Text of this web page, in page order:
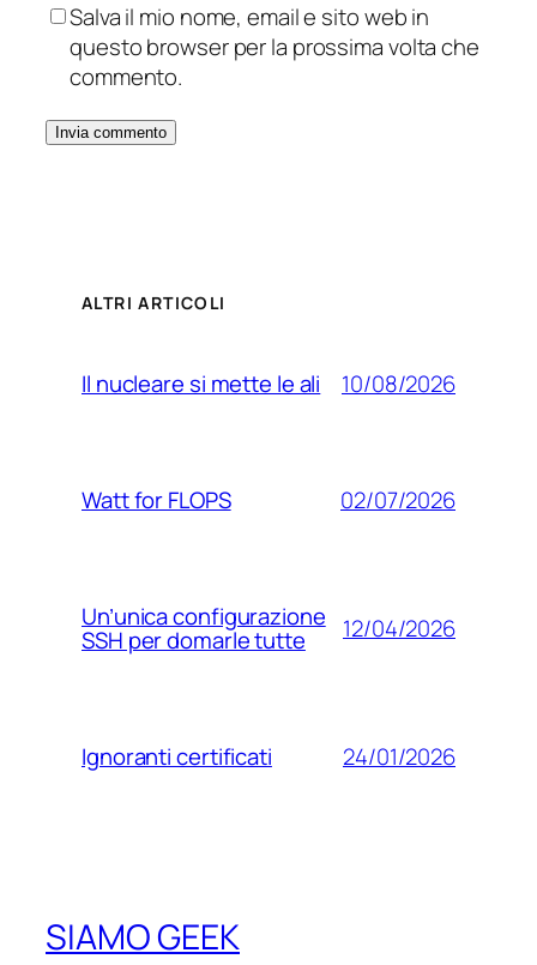
Salva il mio nome, email e sito web in
questo browser per la prossima volta che
commento.
ALTRI ARTICOLI
Il nucleare si mette le ali 10/08/2026
Watt for FLOPS 02/07/2026
Un’unica configurazione
SSH per domarle tutte 12/04/2026
Ignoranti certificati 24/01/2026
SIAMO GEEK